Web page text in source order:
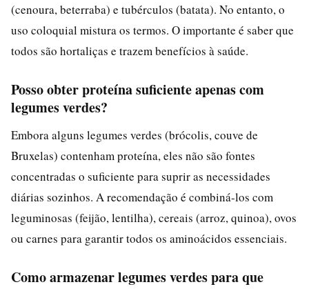
(cenoura, beterraba) e tubérculos (batata). No entanto, o
uso coloquial mistura os termos. O importante é saber que
todos são hortaliças e trazem benefícios à saúde.
Posso obter proteína suficiente apenas com
legumes verdes?
Embora alguns legumes verdes (brócolis, couve de
Bruxelas) contenham proteína, eles não são fontes
concentradas o suficiente para suprir as necessidades
diárias sozinhos. A recomendação é combiná-los com
leguminosas (feijão, lentilha), cereais (arroz, quinoa), ovos
ou carnes para garantir todos os aminoácidos essenciais.
Como armazenar legumes verdes para que